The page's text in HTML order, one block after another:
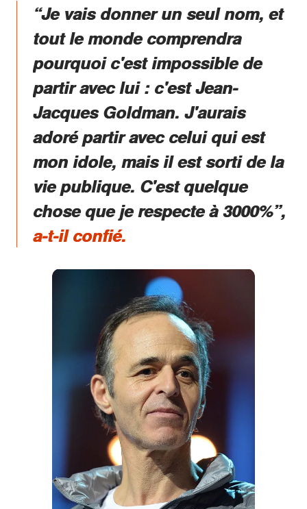
“Je vais donner un seul nom, et
tout le monde comprendra
pourquoi c'est impossible de
partir avec lui : c'est Jean-
Jacques Goldman. J'aurais
adoré partir avec celui qui est
mon idole, mais il est sorti de la
vie publique. C'est quelque
chose que je respecte à 3000%”,
a-t-il confié.